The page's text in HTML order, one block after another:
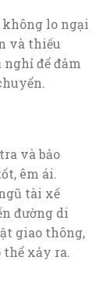
lo ngại
và thiếu
để đảm
và bảo
êm ái.
tài xế
đường di
giao thông,
xảy ra.